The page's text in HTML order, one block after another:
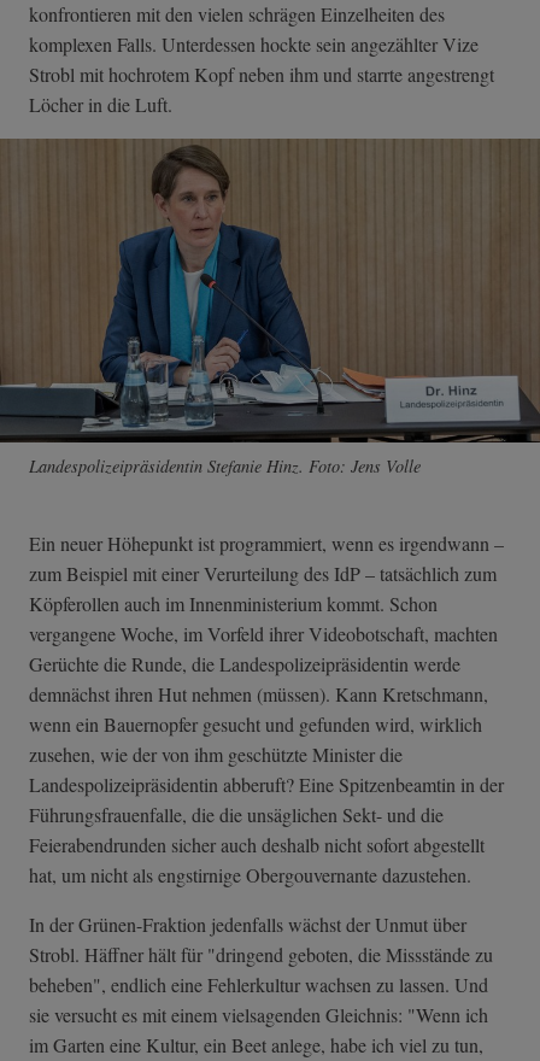
konfrontieren mit den vielen schrägen Einzelheiten des
komplexen Falls. Unterdessen hockte sein angezählter Vize
Strobl mit hochrotem Kopf neben ihm und starrte angestrengt
Löcher in die Luft.
Landespolizeipräsidentin Stefanie Hinz. Foto: Jens Volle
Ein neuer Höhepunkt ist programmiert, wenn es irgendwann –
zum Beispiel mit einer Verurteilung des IdP – tatsächlich zum
Köpferollen auch im Innenministerium kommt. Schon
vergangene Woche, im Vorfeld ihrer Videobotschaft, machten
Gerüchte die Runde, die Landespolizeipräsidentin werde
demnächst ihren Hut nehmen (müssen). Kann Kretschmann,
wenn ein Bauernopfer gesucht und gefunden wird, wirklich
zusehen, wie der von ihm geschützte Minister die
Landespolizeipräsidentin abberuft? Eine Spitzenbeamtin in der
Führungsfrauenfalle, die die unsäglichen Sekt- und die
Feierabendrunden sicher auch deshalb nicht sofort abgestellt
hat, um nicht als engstirnige Obergouvernante dazustehen.
In der Grünen-Fraktion jedenfalls wächst der Unmut über
Strobl. Häffner hält für "dringend geboten, die Missstände zu
beheben", endlich eine Fehlerkultur wachsen zu lassen. Und
sie versucht es mit einem vielsagenden Gleichnis: "Wenn ich
im Garten eine Kultur, ein Beet anlege, habe ich viel zu tun,